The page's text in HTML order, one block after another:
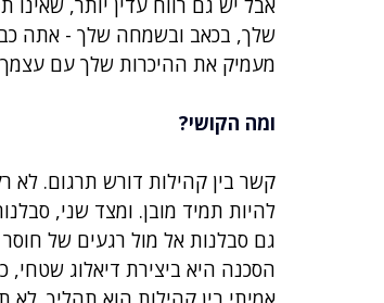
שלך, בכאב ובשמחה שלך - אתה
מעמיק את ההיכרות שלך עם
ומה הקושי?
קשר בין קהילות דורש תרגום. לא
להיות תמיד מובן. ומצד שני,
גם סבלנות אל מול רגעים של
הסכנה היא ביצירת דיאלוג